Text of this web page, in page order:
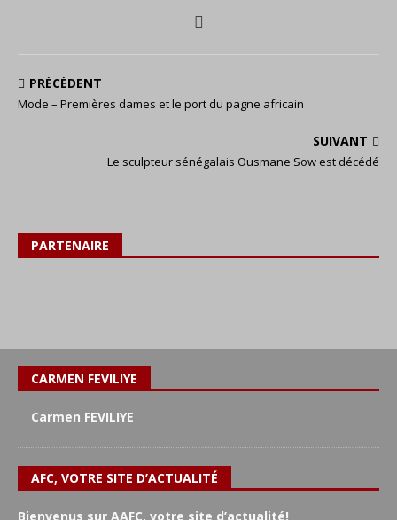
PRÉCÉDENT
Mode – Premières dames et le port du pagne africain
SUIVANT
Le sculpteur sénégalais Ousmane Sow est décédé
PARTENAIRE
CARMEN FEVILIYE
Carmen FEVILIYE
AFC, VOTRE SITE D’ACTUALITÉ
Bienvenus sur AAFC, votre site d’actualité!